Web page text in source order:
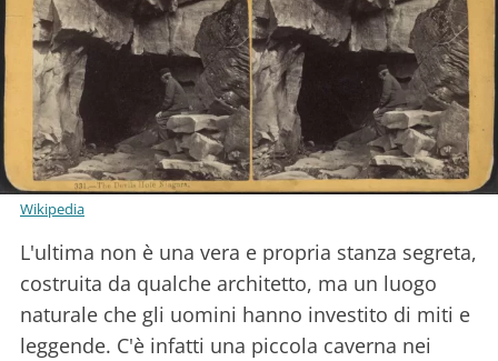
Wikipedia
L'ultima non è una vera e propria stanza segreta,
costruita da qualche architetto, ma un luogo
naturale che gli uomini hanno investito di miti e
leggende. C'è infatti una piccola caverna nei